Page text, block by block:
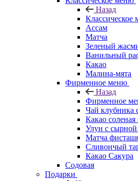
Назад
Классическое
Ассам
Матча
Зеленый
Ванильный
Какао
Малина-мята
Фирменное меню
Назад
Фирменное
Чай клубника
Какао соленая
Улун с сырной
Матча
Сливончый
Какао Сакура
Содовая
Подарки